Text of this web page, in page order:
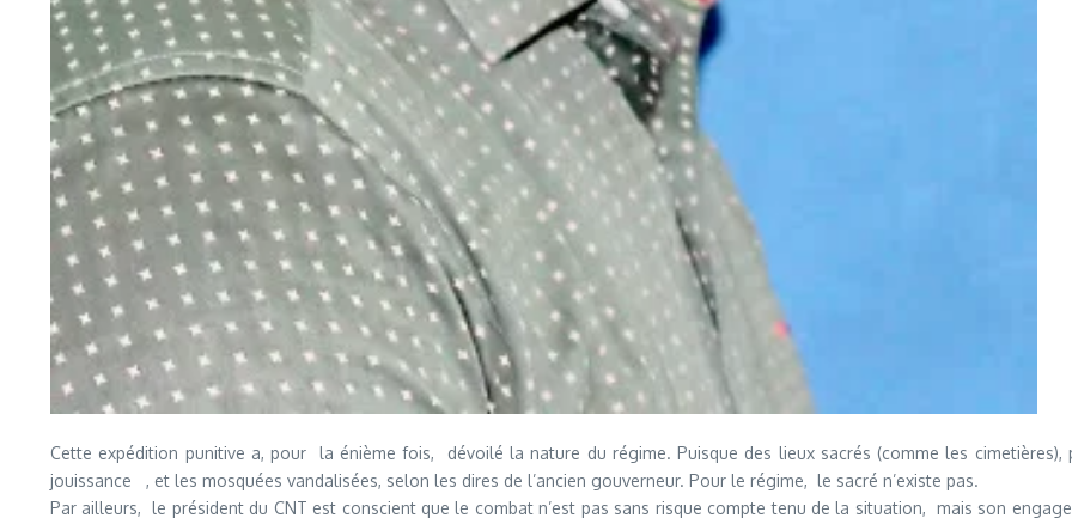
Cette expédition punitive a, pour la énième fois, dévoilé la nature du régime. Puisque des lieux sacrés (comme les
jouissance , et les mosquées vandalisées, selon les dires de l’ancien gouverneur. Pour le régime, le sacré n’existe pas.
Par ailleurs, le président du CNT est conscient que le combat n’est pas sans risque compte tenu de la situation, mais son